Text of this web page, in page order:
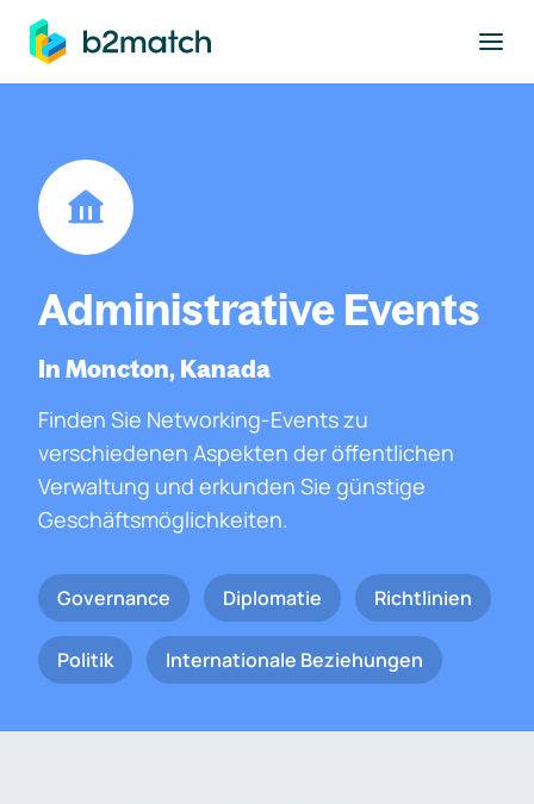
springen
Administrative Events
In Moncton, Kanada
Finden Sie Networking-Events zu
verschiedenen Aspekten der öffentlichen
Verwaltung und erkunden Sie günstige
Geschäftsmöglichkeiten.
Governance Diplomatie Richtlinien
Politik Internationale Beziehungen